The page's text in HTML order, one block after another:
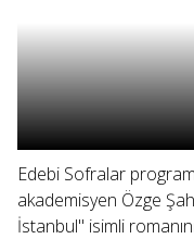
Edebi Sofralar
akademisyen Özge
İstanbul" isimli